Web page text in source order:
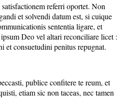
referri oportet. Non
et solvendi datum est, si cuique
sententia ligare, et
Deo vel altari reconciliare licet :
et consuetudini penitus repugnat.
publice confitere te reum, et
etiam sic non taceas, nec tamen